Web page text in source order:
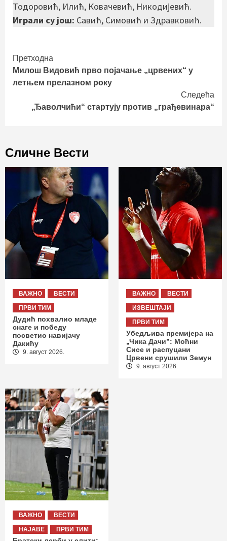
Тодоровић, Илић, Ковачевић, Никодијевић.
Играли су још: Савић, Симовић и Здравковић.
Continue
Reading
Претходна
Милош Видовић прво појачање „црвених“ у
летњем прелазном року
Следећа
„Ђаволчићи“ стартују против „грађевинара“
Сличне Вести
ВАЖНО
ВЕСТИ
ПРВИ ТИМ
Дудић похвалио младе
снаге и победу
посветио навијачу
Дакићу
9. август 2026.
ВАЖНО
ВЕСТИ
ИЗВЕШТАЈИ
ПРВИ ТИМ
Убедљива премијера на
„Чика Дачи”: Моћни
Сисе и распуцани
Црвени срушили Земун
9. август 2026.
ВАЖНО
ВЕСТИ
НАЈАВЕ
ПРВИ ТИМ